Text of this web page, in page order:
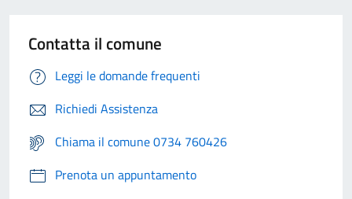
Contatta il comune
Leggi le domande frequenti
Richiedi Assistenza
Chiama il comune 0734 760426
Prenota un appuntamento